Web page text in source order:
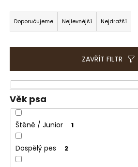
Ř
a
z
e
í
p
r
o
d
u
k
Doporučujeme Nejlevnější Nejdražší
ZAVŘÍT FILTR
Věk psa
Štěně / Junior 1
Dospělý pes 2
C
o
t
ř
e
b
u
e